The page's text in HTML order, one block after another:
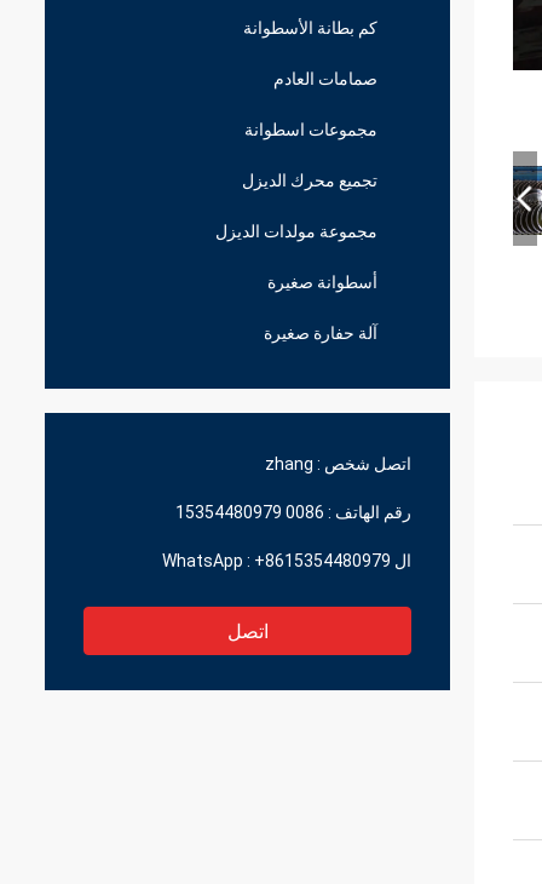
كم بطانة الأسطوانة
صمامات العادم
مجموعات اسطوانة
تجميع محرك الديزل
مجموعة مولدات الديزل
أسطوانة صغيرة
آلة حفارة صغيرة
اتصل شخص : zhang
رقم الهاتف : 0086 15354480979
ال WhatsApp : +8615354480979
اتصل